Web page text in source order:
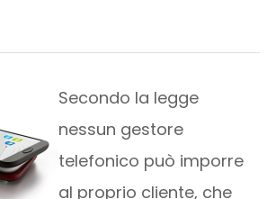
Secondo la legge
nessun gestore
telefonico può imporre
al proprio cliente, che